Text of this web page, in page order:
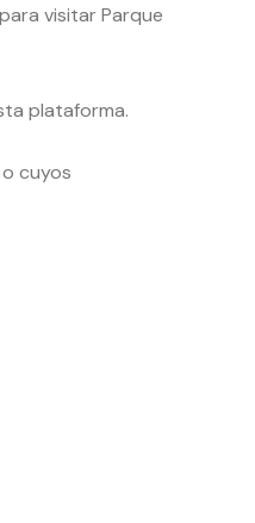
visitar Parque
plataforma.
cuyos